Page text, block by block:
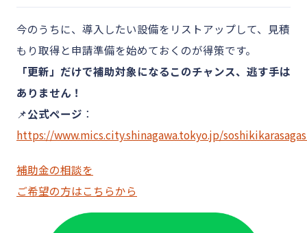
今のうちに、導入したい設備をリストアップして、見積
もり取得と申請準備を始めておくのが得策です。
「更新」だけで補助対象になるこのチャンス、逃す手は
ありません！
📌公式ページ ：
https://www.mics.city.shinagawa.tokyo.jp/
補助金の相談を
ご希望の方はこちらから